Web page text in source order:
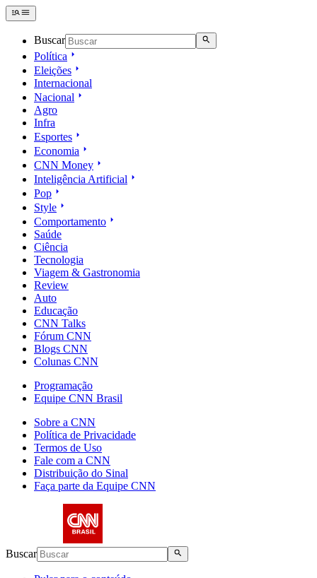
Buscar
Política
Eleições
Internacional
Nacional
Agro
Infra
Esportes
Economia
CNN Money
Inteligência Artificial
Pop
Style
Comportamento
Saúde
Ciência
Tecnologia
Viagem & Gastronomia
Review
Auto
Educação
CNN Talks
Fórum CNN
Blogs CNN
Colunas CNN
Programação
Equipe CNN Brasil
Sobre a CNN
Política de Privacidade
Termos de Uso
Fale com a CNN
Distribuição do Sinal
Faça parte da Equipe CNN
Buscar